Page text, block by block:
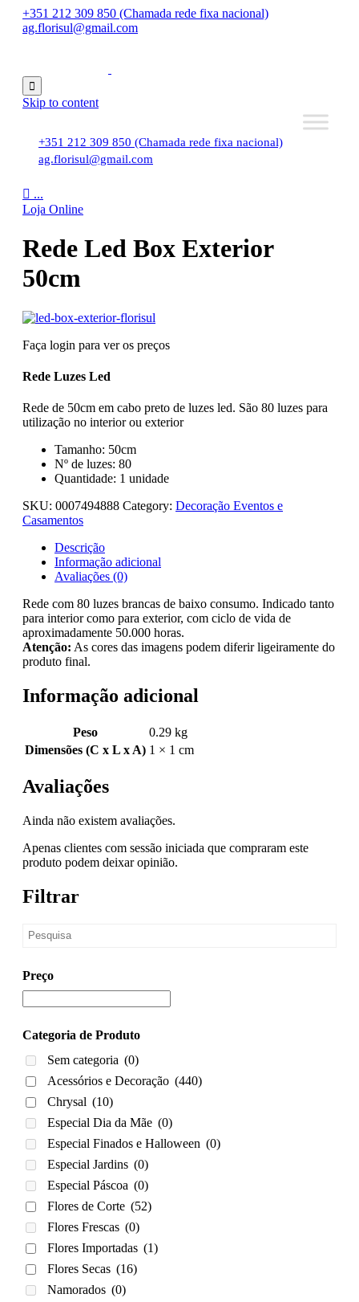
+351 212 309 850 (Chamada rede fixa nacional)
ag.florisul@gmail.com

Skip to content
+351 212 309 850 (Chamada rede fixa nacional)
ag.florisul@gmail.com
 ...
Loja Online
Rede Led Box Exterior
50cm
Faça login para ver os preços
Rede Luzes Led
Rede de 50cm em cabo preto de luzes led. São 80 luzes para
utilização no interior ou exterior
Tamanho: 50cm
Nº de luzes: 80
Quantidade: 1 unidade
SKU: 0007494888 Category: Decoração Eventos e
Casamentos
Descrição
Informação adicional
Avaliações (0)
Rede com 80 luzes brancas de baixo consumo. Indicado tanto
para interior como para exterior, com ciclo de vida de
aproximadamente 50.000 horas.
Atenção: As cores das imagens podem diferir ligeiramente do
produto final.
Informação adicional
Peso
0.29 kg
Dimensões (C x L x A) 1 × 1 cm
Avaliações
Ainda não existem avaliações.
Apenas clientes com sessão iniciada que compraram este
produto podem deixar opinião.
Filtrar
Preço
Categoria de Produto
Sem categoria (0)
Acessórios e Decoração (440)
Chrysal (10)
Especial Dia da Mãe (0)
Especial Finados e Halloween (0)
Especial Jardins (0)
Especial Páscoa (0)
Flores de Corte (52)
Flores Frescas (0)
Flores Importadas (1)
Flores Secas (16)
Namorados (0)